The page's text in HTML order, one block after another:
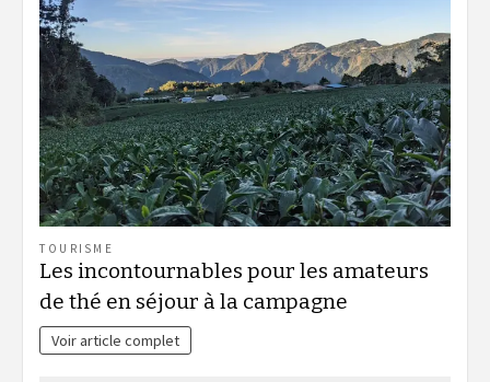
TOURISME
Les incontournables pour les amateurs
de thé en séjour à la campagne
Voir article complet